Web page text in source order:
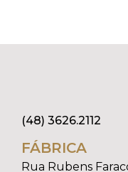
(48) 3626.2112
FÁBRICA
Rua Rubens